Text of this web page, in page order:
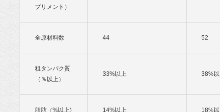
プリメント）
全原材料数 44 52
粗タンパク質
（％以上）
33%以上 38%
脂肪（%以上) 14%以上 18%